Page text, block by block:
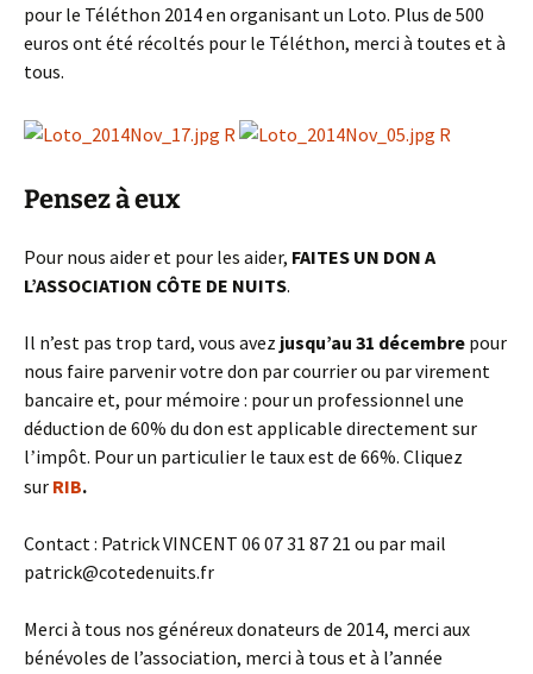
pour le Téléthon 2014 en organisant un Loto. Plus de 500
euros ont été récoltés pour le Téléthon, merci à toutes et à
tous.
Pensez à eux
Pour nous aider et pour les aider, FAITES UN DON A
L’ASSOCIATION CÔTE DE NUITS.
Il n’est pas trop tard, vous avez jusqu’au 31 décembre pour
nous faire parvenir votre don par courrier ou par virement
bancaire et, pour mémoire : pour un professionnel une
déduction de 60% du don est applicable directement sur
l’impôt. Pour un particulier le taux est de 66%. Cliquez
sur RIB.
Contact : Patrick VINCENT 06 07 31 87 21 ou par mail
patrick@cotedenuits.fr
Merci à tous nos généreux donateurs de 2014, merci aux
bénévoles de l’association, merci à tous et à l’année